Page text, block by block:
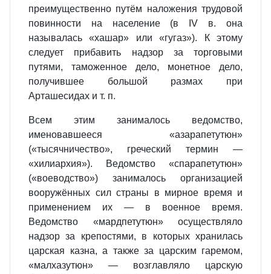
преимущественно путём наложения трудовой
повинности на население (в IV в. она
называлась «хашар» или «гугаз»). К этому
следует прибавить надзор за торговыми
путями, таможенное дело, монетное дело,
получившее большой размах при
Арташесидах и т. п.
Всем этим занималось ведомство,
именовавшееся «азарапетутюн»
(«тысячничество», греческий термин —
«хилиархия»). Ведомство «спарапетутюн»
(«воеводство») занималось организацией
вооружённых сил страны в мирное время и
применением их — в военное время.
Ведомство «мардпетутюн» осуществляло
надзор за крепостями, в которых хранилась
царская казна, а также за царским гаремом,
«малхазутюн» — возглавляло царскую